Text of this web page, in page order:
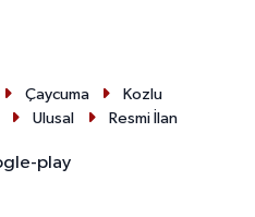
Çaycuma
Kozlu
Ulusal Resmi İlan